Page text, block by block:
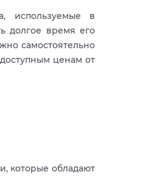
используемые в
долгое время его
самостоятельно
ценам от
которые обладают